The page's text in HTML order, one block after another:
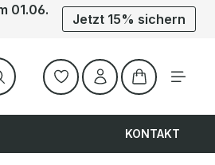
01.06.
Jetzt 15% sichern
Warenkorb
KONTAKT